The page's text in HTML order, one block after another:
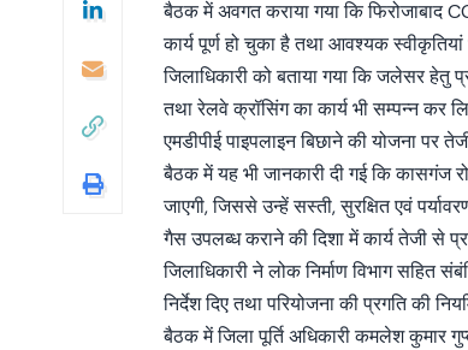
बैठक में अवगत कराया गया कि फिरोजाबाद
कार्य पूर्ण हो चुका है तथा आवश्यक स्वीकृतियां
जिलाधिकारी को बताया गया कि जलेसर हेतु
तथा रेलवे क्रॉसिंग का कार्य भी सम्पन्न कर
एमडीपीई पाइपलाइन बिछाने की योजना पर
बैठक में यह भी जानकारी दी गई कि कासगंज
जाएगी, जिससे उन्हें सस्ती, सुरक्षित एवं
गैस उपलब्ध कराने की दिशा में कार्य तेजी से
जिलाधिकारी ने लोक निर्माण विभाग
निर्देश दिए तथा परियोजना की प्रगति की
बैठक में जिला पूर्ति अधिकारी कमलेश कुमार